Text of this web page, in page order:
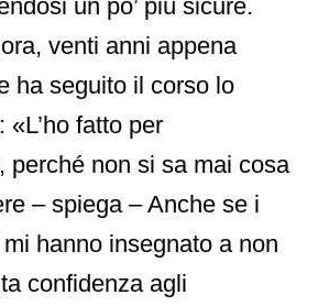
un po’ più sicure.
venti anni appena
ha seguito il corso lo
fatto per
perché non si sa mai cosa
– spiega – Anche se i
hanno insegnato a non
confidenza agli